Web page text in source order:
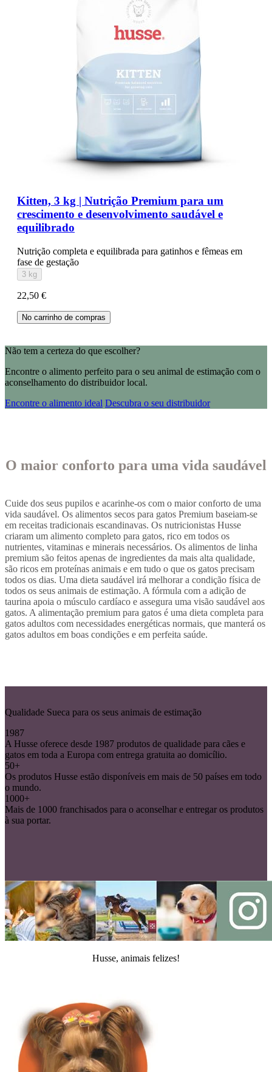
Kitten, 3 kg | Nutrição Premium para um
crescimento e desenvolvimento saudável e
equilibrado
Nutrição completa e equilibrada para gatinhos e fêmeas em
fase de gestação
3 kg
22,50 €
No carrinho de compras
Não tem a certeza do que escolher?
Encontre o alimento perfeito para o seu animal de estimação com o
aconselhamento do distribuidor local.
Encontre o alimento ideal Descubra o seu distribuidor
O maior conforto para uma vida saudável
Cuide dos seus pupilos e acarinhe-os com o maior conforto de uma
vida saudável. Os alimentos secos para gatos Premium baseiam-se
em receitas tradicionais escandinavas. Os nutricionistas Husse
criaram um alimento completo para gatos, rico em todos os
nutrientes, vitaminas e minerais necessários. Os alimentos de linha
premium são feitos apenas de ingredientes da mais alta qualidade,
são ricos em proteínas animais e em tudo o que os gatos precisam
todos os dias. Uma dieta saudável irá melhorar a condição física de
todos os seus animais de estimação. A fórmula com a adição de
taurina apoia o músculo cardíaco e assegura uma visão saudável aos
gatos. A alimentação premium para gatos é uma dieta completa para
gatos adultos com necessidades energéticas normais, que manterá os
gatos adultos em boas condições e em perfeita saúde.
Qualidade Sueca para os seus animais de estimação
1987
A Husse oferece desde 1987 produtos de qualidade para cães e
gatos em toda a Europa com entrega gratuita ao domicílio.
50+
Os produtos Husse estão disponíveis em mais de 50 países em todo
o mundo.
1000+
Mais de 1000 franchisados para o aconselhar e entregar os produtos
à sua portar.
Husse, animais felizes!